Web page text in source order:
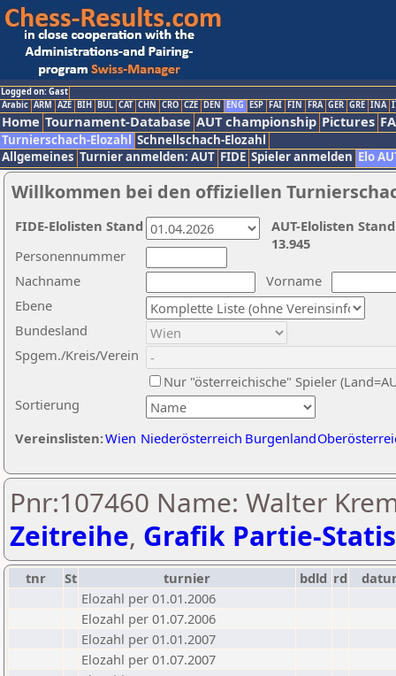
Logged on: Gast
Arabic ARM AZE BIH BUL CAT CHN CRO CZE DEN ENG ESP FAI FIN FRA GER GRE INA
Home Tournament-Database AUT championship Pictures
Turnierschach-Elozahl Schnellschach-Elozahl
Allgemeines Turnier anmelden: AUT FIDE Spieler anmelden Elo
Willkommen bei den offiziellen
Nachname
Vorname
Ebene
Sortierung
Personennummer
Bundesland
Spgem./Kreis/Verein
Nur "österreichische" Spieler
Vereinslisten:Wien Niederösterreich Burgenland
AUT-Elolisten
13.945
FIDE-Elolisten Stand
Pnr:107460 Name: Walter
Zeitreihe, Grafik Partie-
tnr St turnier bdld rd
Elozahl per 01.01.2006
Elozahl per 01.07.2006
Elozahl per 01.01.2007
Elozahl per 01.07.2007